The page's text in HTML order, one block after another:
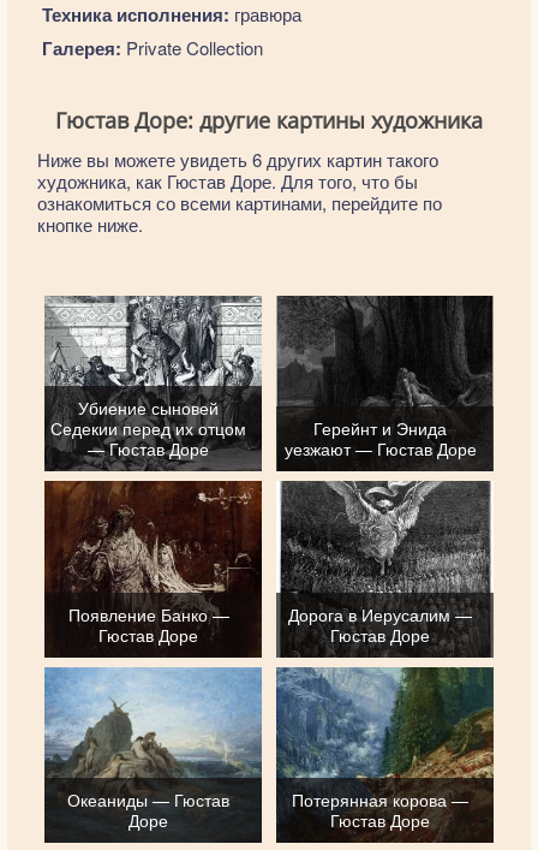
Техника исполнения: гравюра
Галерея: Private Collection
Гюстав Доре: другие картины художника
Ниже вы можете увидеть 6 других картин такого
художника, как Гюстав Доре. Для того, что бы
ознакомиться со всеми картинами, перейдите по
кнопке ниже.
Убиение сыновей
Седекии перед их отцом
— Гюстав Доре
Герейнт и Энида
уезжают — Гюстав Доре
Появление Банко —
Гюстав Доре
Дорога в Иерусалим —
Гюстав Доре
Океаниды — Гюстав
Доре
Потерянная корова —
Гюстав Доре